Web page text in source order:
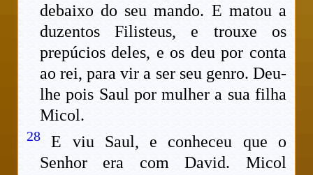
debaixo do seu mando. E matou a
duzentos Filisteus, e trouxe os
prepúcios deles, e os deu por conta
ao rei, para vir a ser seu genro. Deu-
lhe pois Saul por mulher a sua filha
Micol.
28 E viu Saul, e conheceu que o
Senhor era com David. Micol